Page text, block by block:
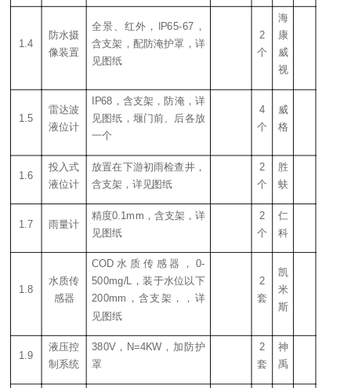
1.4
防水摄
像装置
全景、红外，IP65-67，
含支架，配防淹护罩，详
见图纸
2
个
海
康
威
视
1.5
雷达波
液位计
IP68，含支架，防淹，详
见图纸，堰门前、后各放
一个
4
个
威
格
1.6
投入式
液位计
放置在下游初雨检查井，
含支架，详见图纸
2
个
胜
蚨
1.7 雨量计
精度0.1mm，含支架，详
见图纸
2
个
仁
科
1.8
水质传
感器
COD水质传感器，0-
500mg/L，装于水位以下
200mm，含支架，，详
见图纸
2
套
凯
米
斯
1.9
液压控
制系统
380V，N=4KW，加防护
罩
2
套
神
禹